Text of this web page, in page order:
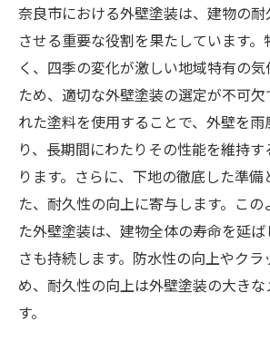
奈良市における外壁塗装は、建物の
させる重要な役割を果たしています
く、四季の変化が激しい地域特有の
ため、適切な外壁塗装の選定が不可
れた塗料を使用することで、外壁を
り、長期間にわたりその性能を維持
ります。さらに、下地の徹底した準備
た、耐久性の向上に寄与します。こ
た外壁塗装は、建物全体の寿命を延
さも持続します。防水性の向上やク
め、耐久性の向上は外壁塗装の大き
す。